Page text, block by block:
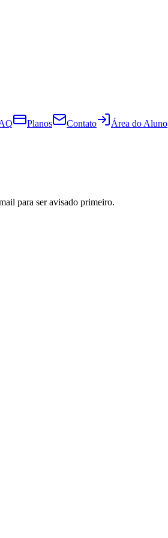
Planos Contato Área do Aluno
para ser avisado primeiro.